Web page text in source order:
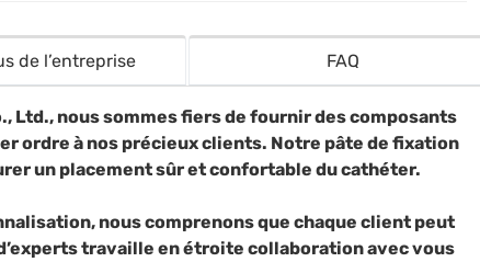
de l’entreprise FAQ
Ltd., nous sommes fiers de fournir des composants
ordre à nos précieux clients. Notre pâte de fixation
un placement sûr et confortable du cathéter.
nous comprenons que chaque client peut
travaille en étroite collaboration avec vous